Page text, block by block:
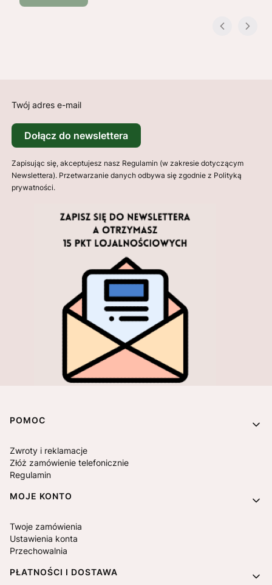
Twój adres e-mail
Dołącz do newslettera
Zapisując się, akceptujesz nasz Regulamin (w zakresie dotyczącym
Newslettera). Przetwarzanie danych odbywa się zgodnie z Polityką
prywatności.
Linki w stopce
POMOC
Zwroty i reklamacje
Złóż zamówienie telefonicznie
Regulamin
MOJE KONTO
Twoje zamówienia
Ustawienia konta
Przechowalnia
PŁATNOŚCI I DOSTAWA